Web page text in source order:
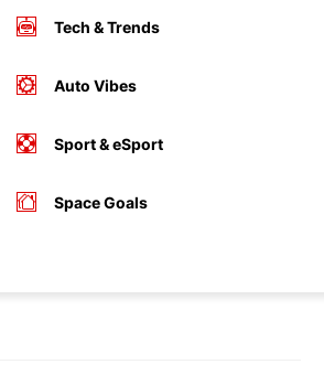
Tech & Trends
Auto Vibes
Sport & eSport
Space Goals